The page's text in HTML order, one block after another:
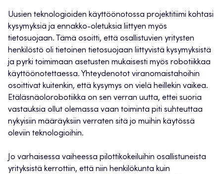
Uusien teknologioiden käyttöönotossa projektitiimi kohtasi
kysymyksiä ja ennakko-oletuksia liittyen myös
tietosuojaan. Tämä osoitti, että osallistuvien yritysten
henkilöstö oli tietoinen tietosuojaan liittyvistä kysymyksistä
ja pyrki toimimaan asetusten mukaisesti myös robotiikkaa
käyttöönotettaessa. Yhteydenotot viranomaistahoihin
osoittivat kuitenkin, että kysymys on vielä heillekin vaikea.
Etäläsnäolorobotiikka on sen verran uutta, ettei suoria
vastauksia ollut olemassa vaan toiminta piti suhteuttaa
nykyisiin määräyksiin verraten sitä jo muihin käytössä
oleviin teknologioihin.
Jo varhaisessa vaiheessa pilottikokeiluihin osallistuneista
yrityksistä kerrottiin, että niin henkilökunta kuin